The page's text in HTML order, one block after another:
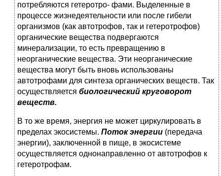
потребляются гетеротро- фами. Выделенные в
процессе жизнедеятельности или после гибели
организмов (как автотрофов, так и гетеротрофов)
орга­нические вещества подвергаются
минерализации, то есть пре­вращению в
неорганические вещества. Эти неорганические
вещества могут быть вновь использованы
автотрофами для синтеза органических веществ. Так
осуществляется биологи­ческий круговорот
веществ.
В то же время, энергия не может циркулировать в
пределах экосистемы. Поток энергии (передача
энергии), заключенной в пище, в экосистеме
осуществляется однонаправленно от авто­трофов к
гетеротрофам.